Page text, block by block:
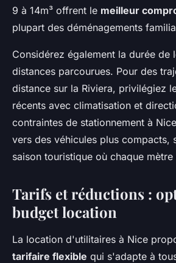
9 à 14m³ offrent le meilleur
plupart des déménagements
Considérez également la durée de
distances parcourues. Pour des
distance sur la Riviera, privilégiez
récents avec climatisation et
contraintes de stationnement à
vers des véhicules plus compacts,
saison touristique où chaque
Tarifs et réductions :
budget location
La location d'utilitaires à Nice
tarifaire flexible qui s'adapte à